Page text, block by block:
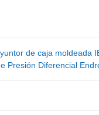
de caja moldeada
Presión Diferencial